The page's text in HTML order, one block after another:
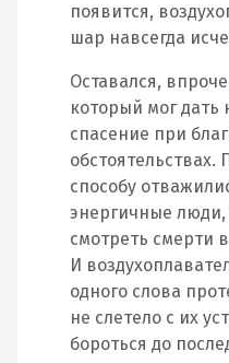
появится,
шар навсегда
Оставался,
который мог дать
спасение при
обстоятельствах.
способу
энергичные
смотреть смерти
И
одного слова
не слетело с их
бороться до